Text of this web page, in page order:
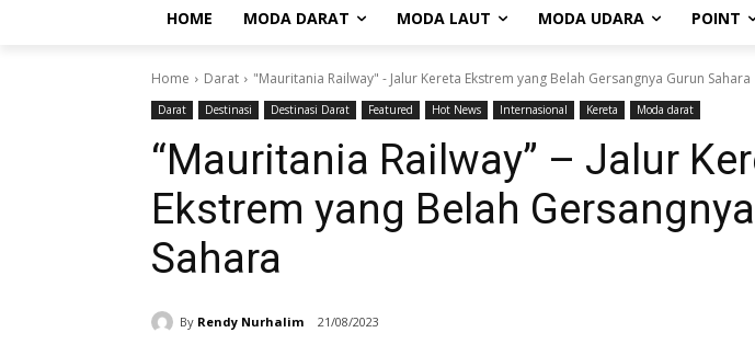
HOME MODA DARAT MODA LAUT MODA UDARA POINT
Home Darat "Mauritania Railway" - Jalur Kereta Ekstrem yang Belah Gersangnya Gurun Sahara
Darat Destinasi Destinasi Darat Featured Hot News Internasional Kereta Moda darat
“Mauritania Railway” – Jalur
Ekstrem yang Belah
Sahara
By Rendy Nurhalim 21/08/2023